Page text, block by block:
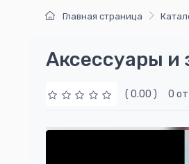
Главная страница
Аксессуары и
( 0.00 ) 0